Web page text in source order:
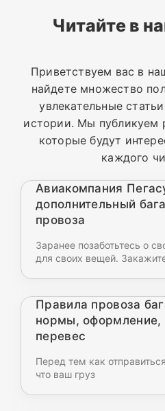
Читайте в
Приветствуем вас в
найдете множество
увлекательные
истории. Мы публикуем
которые будут
каждого
Авиакомпания
дополнительный
провоза
Заранее позаботьтесь о
для своих вещей.
Правила провоза
нормы, оформление,
перевес
Перед тем как
что ваш груз